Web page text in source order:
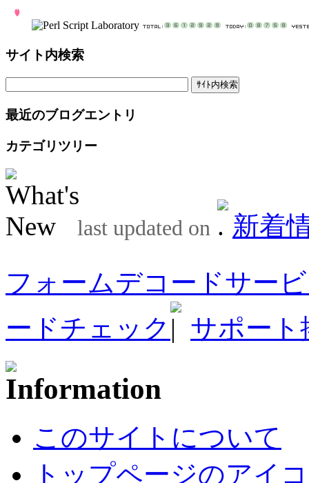
サイト内検索
最近のブログエントリ
カテゴリツリー
last updated on
新着
フォームデコードサー
ードチェック
サポート
このサイトについて
トップページのアイ